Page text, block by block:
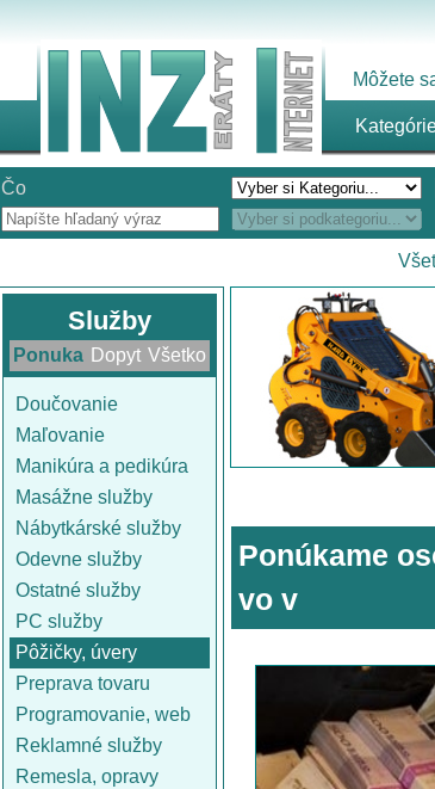
Môžete
Čo
Služby
Ponuka Dopyt Všetko
Doučovanie
Maľovanie
Manikúra a pedikúra
Masážne služby
Nábytkárské služby
Odevne služby
Ostatné služby
PC služby
Pôžičky, úvery
Preprava tovaru
Programovanie, web
Reklamné služby
Remesla, opravy
Ponúkame
vo v